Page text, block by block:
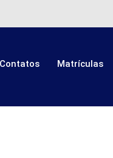
Contatos Matrículas